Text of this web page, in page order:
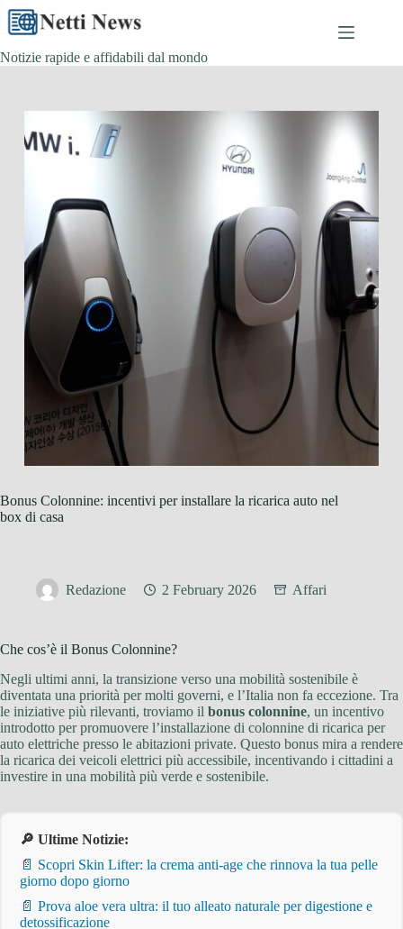
Skip
content
Notizie rapide e affidabili dal mondo
Bonus Colonnine: incentivi per installare la ricarica auto nel
box di casa
Redazione 2 February 2026 Affari
Che cos’è il Bonus Colonnine?
Negli ultimi anni, la transizione verso una mobilità sostenibile è
diventata una priorità per molti governi, e l’Italia non fa eccezione. Tra
le iniziative più rilevanti, troviamo il bonus colonnine, un incentivo
introdotto per promuovere l’installazione di colonnine di ricarica per
auto elettriche presso le abitazioni private. Questo bonus mira a rendere
la ricarica dei veicoli elettrici più accessibile, incentivando i cittadini a
investire in una mobilità più verde e sostenibile.
🔎 Ultime Notizie:
📄 Scopri Skin Lifter: la crema anti-age che rinnova la tua pelle
giorno dopo giorno
📄 Prova aloe vera ultra: il tuo alleato naturale per digestione e
detossificazione